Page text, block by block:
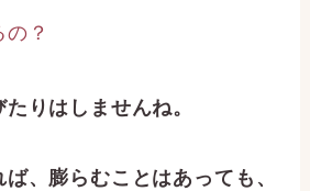
？
りはしませんね。
、膨らむことはあっても、